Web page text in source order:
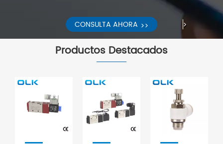
tubo
con
de
arroz
puede
apagado
y
dirección
del
de
aire.
CONSULTA AHORA >>
Productos Destacados